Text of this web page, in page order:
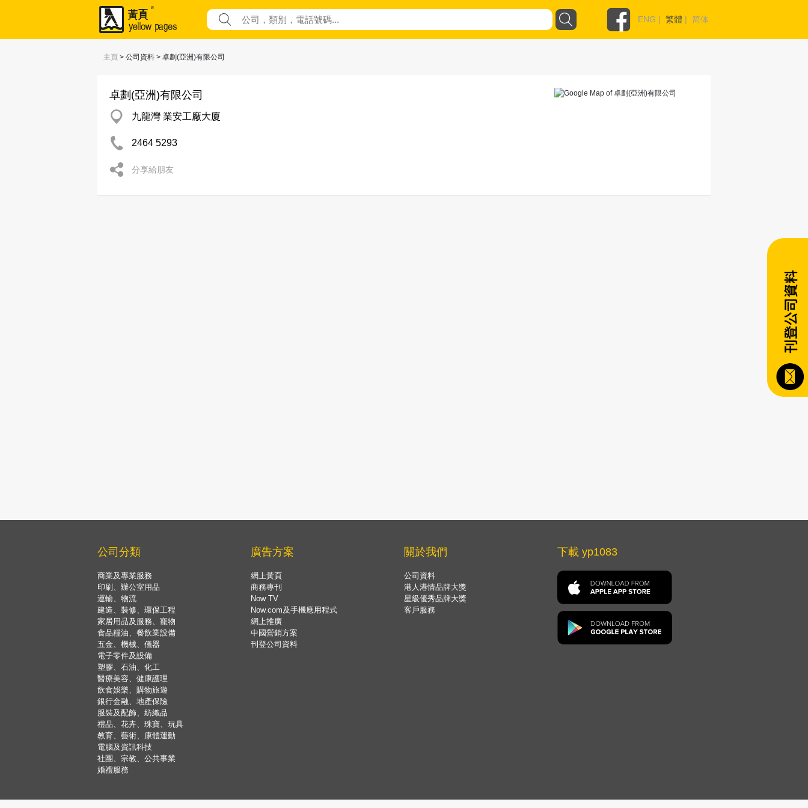
ENG | 繁體 | 简体
主頁 > 公司資料 > 卓劃(亞洲)有限公司
卓劃(亞洲)有限公司
九龍灣 業安工廠大廈
2464 5293
分享給朋友
公司分類
商業及專業服務
印刷、辦公室用品
運輸、物流
建造、裝修、環保工程
家居用品及服務、寵物
食品糧油、餐飲業設備
五金、機械、儀器
電子零件及設備
塑膠、石油、化工
醫療美容、健康護理
飲食娛樂、購物旅遊
銀行金融、地產保險
服裝及配飾、紡織品
禮品、花卉、珠寶、玩具
教育、藝術、康體運動
電腦及資訊科技
社團、宗教、公共事業
婚禮服務
廣告方案
網上黃頁
商務專刊
Now TV
Now.com及手機應用程式
網上推廣
中國營銷方案
刊登公司資料
關於我們
公司資料
港人港情品牌大獎
星級優秀品牌大獎
客戶服務
下載 yp1083